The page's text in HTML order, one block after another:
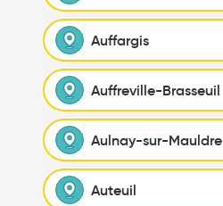
Auffargis
Auffreville-Brasseuil
Aulnay-sur-Mauldre
Auteuil